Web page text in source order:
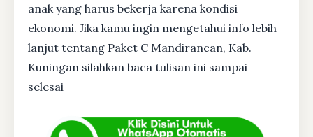
anak yang harus bekerja karena kondisi
ekonomi. Jika kamu ingin mengetahui info lebih
lanjut tentang Paket C Mandirancan, Kab.
Kuningan silahkan baca tulisan ini sampai
selesai